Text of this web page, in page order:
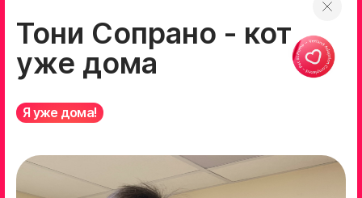
Тони Сопрано - кот
уже дома
Я уже дома!